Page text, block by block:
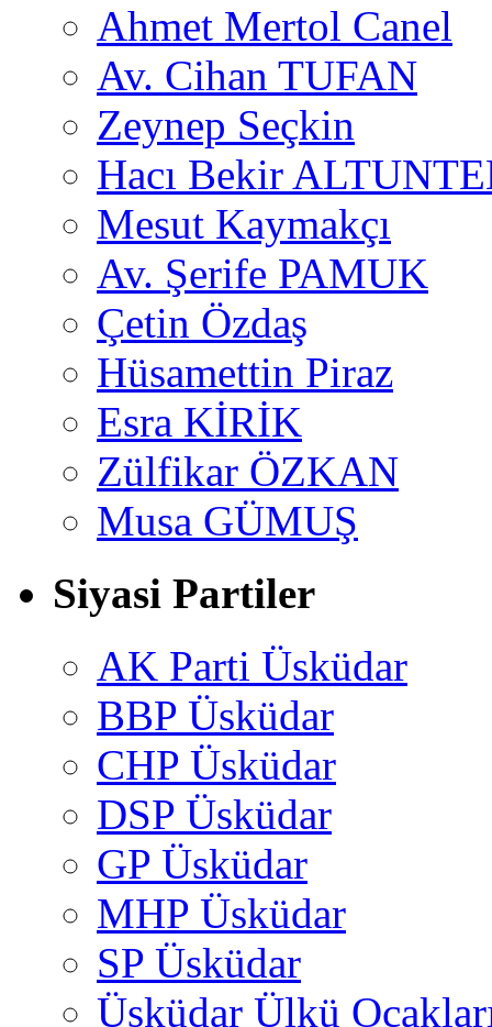
Ahmet Mertol Canel
Av. Cihan TUFAN
Zeynep Seçkin
Hacı Bekir
Mesut Kaymakçı
Av. Şerife PAMUK
Çetin Özdaş
Hüsamettin Piraz
Esra KİRİK
Zülfikar ÖZKAN
Musa GÜMUŞ
Siyasi Partiler
AK Parti Üsküdar
BBP Üsküdar
CHP Üsküdar
DSP Üsküdar
GP Üsküdar
MHP Üsküdar
SP Üsküdar
Üsküdar Ülkü